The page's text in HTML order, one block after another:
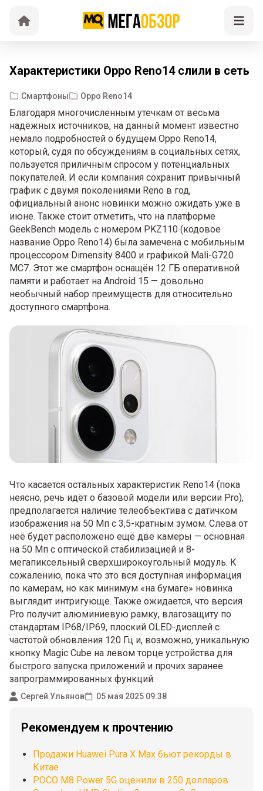
Характеристики Oppo Reno14 слили в сеть
Смартфоны Oppo Reno14
Благодаря многочисленным утечкам от весьма
надёжных источников, на данный момент известно
немало подробностей о будущем Oppo Reno14,
который, судя по обсуждениям в социальных сетях,
пользуется приличным спросом у потенциальных
покупателей. И если компания сохранит привычный
график с двумя поколениями Reno в год,
официальный анонс новинки можно ожидать уже в
июне. Также стоит отметить, что на платформе
GeekBench модель с номером PKZ110 (кодовое
название Oppo Reno14) была замечена с мобильным
процессором Dimensity 8400 и графикой Mali-G720
MC7. Этот же смартфон оснащён 12 ГБ оперативной
памяти и работает на Android 15 — довольно
необычный набор преимуществ для относительно
доступного смартфона.
Что касается остальных характеристик Reno14 (пока
неясно, речь идёт о базовой модели или версии Pro),
предполагается наличие телеобъектива с датичком
изображения на 50 Мп с 3,5-кратным зумом. Слева от
неё будет расположено ещё две камеры — основная
на 50 Мп с оптической стабилизацией и 8-
мегапиксельный сверхширокоугольный модуль. К
сожалению, пока что это вся доступная информация
по камерам, но как минимум «на бумаге» новинка
выглядит интригующе. Также ожидается, что версия
Pro получит алюминиевую рамку, влагозащиту по
стандартам IP68/IP69, плоский OLED-дисплей с
частотой обновления 120 Гц и, возможно, уникальную
кнопку Magic Cube на левом торце устройства для
быстрого запуска приложений и прочих заранее
запрограммированных функций.
Сергей Ульянов 05 мая 2025 09:38
Рекомендуем к прочтению
Продажи Huawei Pura X Max бьют рекорды в
Китае
POCO M8 Power 5G оценили в 250 долларов